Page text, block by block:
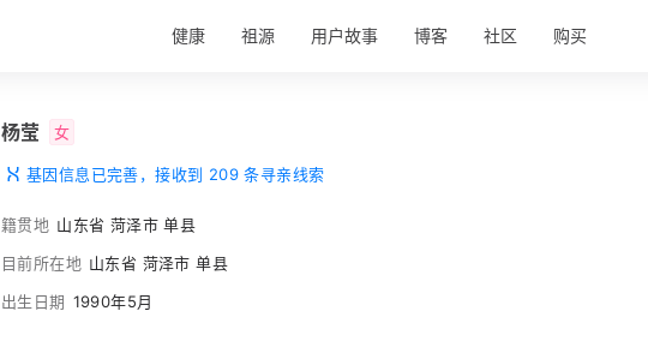
健康 祖源 用户故事 博客 社区 购买
杨莹 女
基因信息已完善，接收到 209 条寻亲线索
籍贯地 山东省 菏泽市 单县
目前所在地 山东省 菏泽市 单县
出生日期 1990年5月